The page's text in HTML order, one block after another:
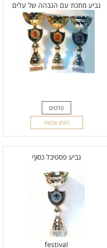
גביע מתכת עם הגבהה של עלים
פרטים
הזמן עכשיו
גביע פסטיבל כסוף
festival